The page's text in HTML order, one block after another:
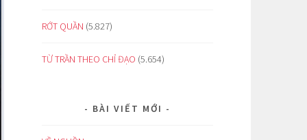
RỚT QUẦN (5.827)
TỪ TRẦN THEO CHỈ ĐẠO (5.654)
BÀI VIẾT MỚI